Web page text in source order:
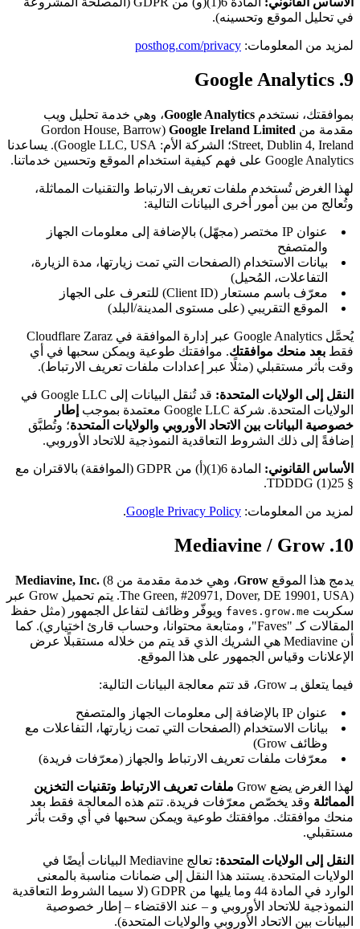
في تحليل الموقع وتحسينه).
لمزيد من المعلومات: posthog.com/privacy
9. Google Analytics
بموافقتك، نستخدم Google Analytics، وهي خدمة تحليل ويب
مقدمة من Google Ireland Limited
(Gordon House, Barrow
Street, Dublin 4, Ireland؛ الشركة الأم: Google LLC, USA). يساعدنا
Google Analytics على فهم كيفية استخدام الموقع وتحسين خدماتنا.
لهذا الغرض تُستخدم ملفات تعريف الارتباط والتقنيات المماثلة،
وتُعالج من بين أمور أخرى البيانات التالية:
عنوان IP مختصر (مجهّل) بالإضافة إلى معلومات الجهاز
والمتصفح
بيانات الاستخدام (الصفحات التي تمت زيارتها، مدة الزيارة،
التفاعلات، المُحيل)
معرّف باسم مستعار (Client ID) للتعرف على الجهاز
الموقع التقريبي (على مستوى المدينة/البلد)
يُحمَّل Google Analytics عبر إدارة الموافقة في Cloudflare Zaraz
فقط بعد منحك موافقتك. موافقتك طوعية ويمكن سحبها في أي
وقت بأثر مستقبلي (مثلًا عبر إعدادات ملفات تعريف الارتباط).
النقل إلى الولايات المتحدة:
قد تُنقل البيانات إلى Google LLC في
الولايات المتحدة. شركة Google LLC معتمدة بموجب
إطار
خصوصية البيانات بين الاتحاد الأوروبي والولايات المتحدة؛ وتُطبَّق
إضافةً إلى ذلك الشروط التعاقدية النموذجية للاتحاد الأوروبي.
الأساس القانوني:
المادة 6(1)(أ) من GDPR (الموافقة) بالاقتران مع
§ 25(1) TDDDG.
لمزيد من المعلومات: Google Privacy Policy
.
10. Mediavine / Grow
يدمج هذا الموقع Grow، وهي خدمة مقدمة من Mediavine, Inc. (8
The Green, #20971, Dover, DE 19901, USA). يتم تحميل Grow عبر
سكربت faves.grow.me ويوفّر وظائف لتفاعل الجمهور (مثل حفظ
المقالات كـ "Faves"، ومتابعة محتوانا، وحساب قارئ اختياري). كما
أن Mediavine هي الشريك الذي قد يتم من خلاله مستقبلًا عرض
الإعلانات وقياس الجمهور على هذا الموقع.
فيما يتعلق بـ Grow، قد تتم معالجة البيانات التالية:
عنوان IP بالإضافة إلى معلومات الجهاز والمتصفح
بيانات الاستخدام (الصفحات التي تمت زيارتها، التفاعلات مع
وظائف Grow)
معرّفات ملفات تعريف الارتباط والجهاز (معرّفات فريدة)
لهذا الغرض يضع Grow
ملفات تعريف الارتباط وتقنيات التخزين
المماثلة وقد يخصّص معرّفات فريدة. تتم هذه المعالجة فقط بعد
منحك موافقتك. موافقتك طوعية ويمكن سحبها في أي وقت بأثر
مستقبلي.
النقل إلى الولايات المتحدة:
تعالج Mediavine البيانات أيضًا في
الولايات المتحدة. يستند هذا النقل إلى ضمانات مناسبة بالمعنى
الوارد في المادة 44 وما يليها من GDPR (لا سيما الشروط التعاقدية
النموذجية للاتحاد الأوروبي و – عند الاقتضاء – إطار خصوصية
البيانات بين الاتحاد الأوروبي والولايات المتحدة).